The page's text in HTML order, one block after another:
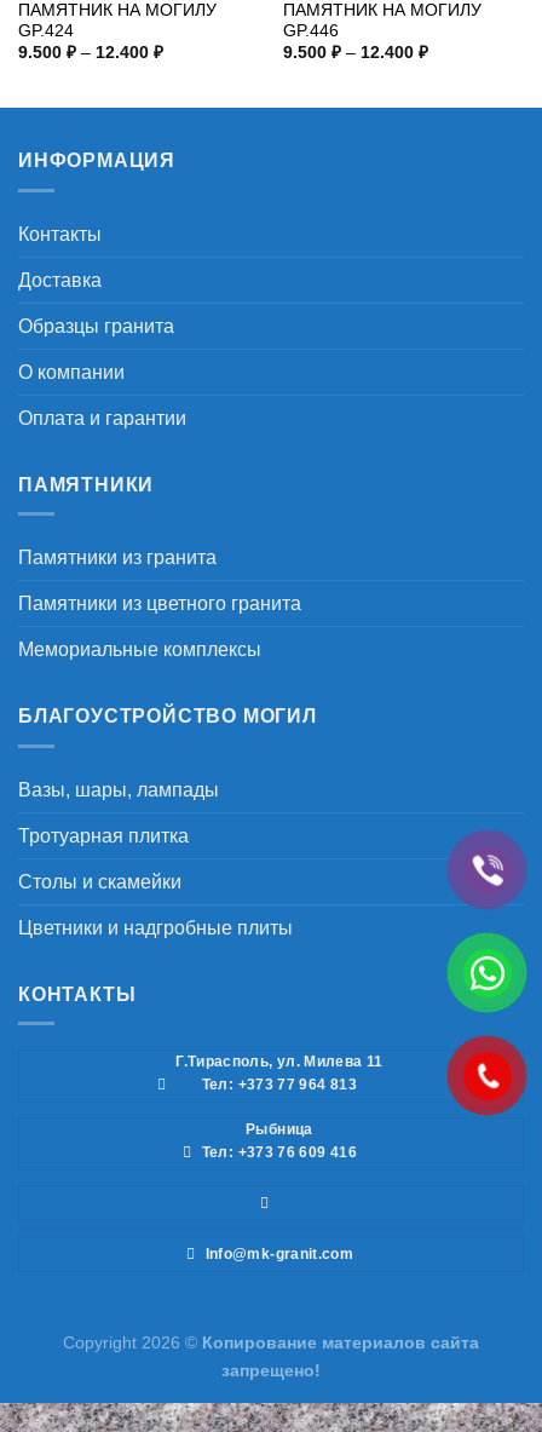
ПАМЯТНИК НА МОГИЛУ
GP.424
9.500 ₽ – 12.400 ₽Диапазон
ПАМЯТНИК НА МОГИЛУ
GP.446
9.500 ₽ – 12.400 ₽Диапазон
ИНФОРМАЦИЯ
Контакты
Доставка
Образцы гранита
О компании
Оплата и гарантии
ПАМЯТНИКИ
Памятники из гранита
Памятники из цветного гранита
Мемориальные комплексы
БЛАГОУСТРОЙСТВО МОГИЛ
Вазы, шары, лампады
Тротуарная плитка
Столы и скамейки
Цветники и надгробные плиты
КОНТАКТЫ
Г.Тирасполь, ул. Милева 11
Тел: +373 77 964 813
Рыбница
Тел: +373 76 609 416
Info@mk-granit.com
Copyright 2026 © Копирование материалов сайта
запрещено!